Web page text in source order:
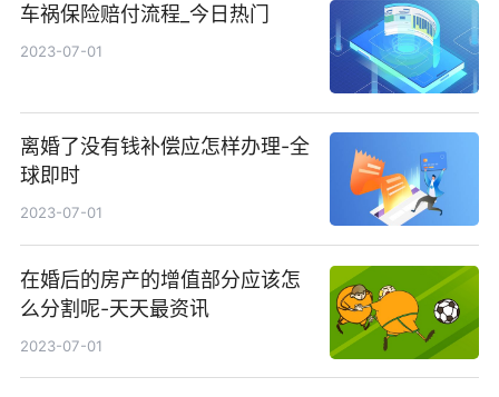
车祸保险赔付流程_今日热门
2023-07-01
离婚了没有钱补偿应怎样办理-全
球即时
2023-07-01
在婚后的房产的增值部分应该怎
么分割呢-天天最资讯
2023-07-01